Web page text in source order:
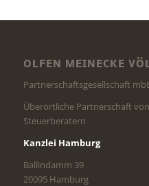
OLFEN MEINECKE
Partnerschaftsgesellschaft
Überörtliche Partnerschaft
Steuerberatern
Kanzlei Hamburg
Ballindamm 39
20095 Hamburg